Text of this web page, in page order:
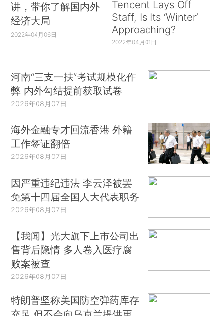
讲，带你了解国内外
经济大局
2022年04月06日
Tencent Lays Off
Staff, Is Its ‘Winter’
Approaching?
2022年04月01日
河南“三支一扶”考试规模化作
弊 内外勾结提前获取试卷
2026年08月07日
海外金融专才回流香港 外籍
工作签证翻倍
2026年08月07日
因严重违纪违法 李云泽被罢
免第十四届全国人大代表职务
2026年08月07日
【我闻】光大旗下上市公司出
售背后隐情 多人卷入医疗腐
败案被查
2026年08月07日
特朗普坚称美国防空弹药库存